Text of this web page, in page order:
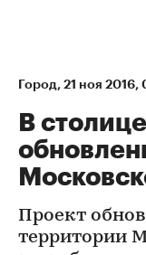
Город⁠, 21 ноя 2016,
В
Проект
территории